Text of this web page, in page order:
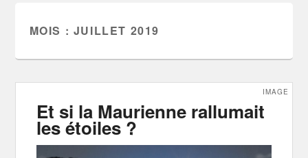
MOIS : JUILLET 2019
Et si la Maurienne rallumait
les étoiles ?
IMAGE